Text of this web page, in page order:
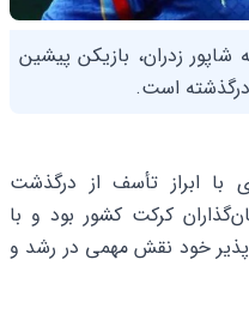
شاپور زدران، بازیکن پیشین
است.
با ابراز تأسف از درگذشت
کرکت کشور بود و با
خود نقش مهمی در رشد و